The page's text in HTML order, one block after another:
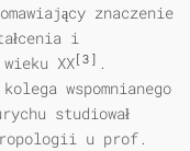
znaczenie
i
XX[3] .
wspomnianego
studiował
u prof.